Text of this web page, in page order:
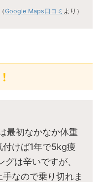
（Google Maps口コミ より）
最初なかなか体重
けば1年で5kg痩
は辛いですが、
なので乗り切れま